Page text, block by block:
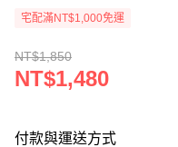
宅配滿NT$1,000免運
NT$1,850
NT$1,480
付款與運送方式